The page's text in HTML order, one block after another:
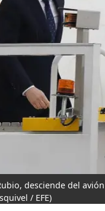
desciende del
/ EFE)